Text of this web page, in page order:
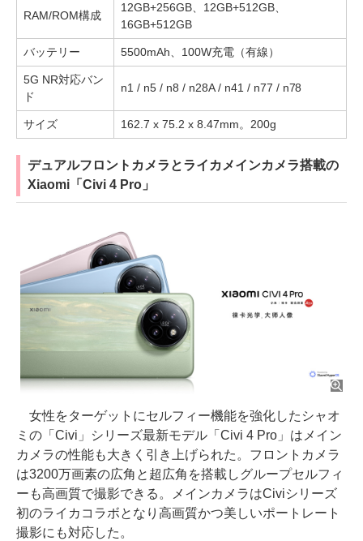
RAM/ROM構成
12GB+256GB、12GB+512GB、
16GB+512GB
バッテリー 5500mAh、100W充電（有線）
5G NR対応バン
ド
n1 / n5 / n8 / n28A / n41 / n77 / n78
サイズ 162.7 x 75.2 x 8.47mm。200g
デュアルフロントカメラとライカメインカメラ搭載の
Xiaomi「Civi 4 Pro」
女性をターゲットにセルフィー機能を強化したシャオ
ミの「Civi」シリーズ最新モデル「Civi 4 Pro」はメイン
カメラの性能も大きく引き上げられた。フロントカメラ
は3200万画素の広角と超広角を搭載しグループセルフィ
ーも高画質で撮影できる。メインカメラはCiviシリーズ
初のライカコラボとなり高画質かつ美しいポートレート
撮影にも対応した。